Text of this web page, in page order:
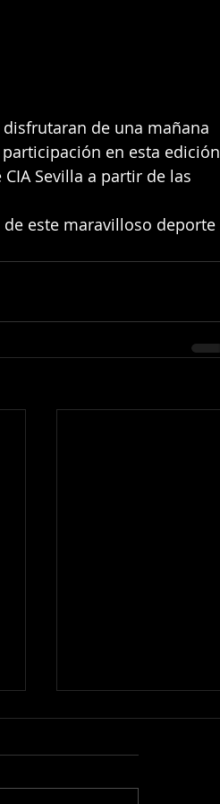
en esta edición
Sevilla a partir de las